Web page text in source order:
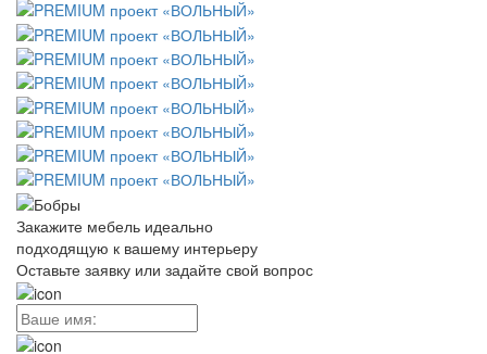
Закажите мебель идеально
подходящую к вашему интерьеру
Оставьте заявку или задайте свой вопрос